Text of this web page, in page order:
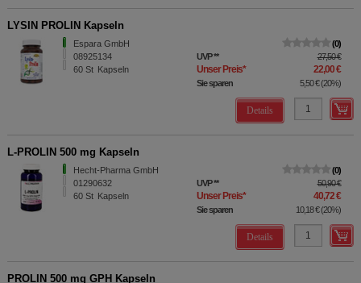
LYSIN PROLIN Kapseln
Espara GmbH
08925134
60 St Kapseln
0
UVP** 27,50 €
Unser Preis* 22,00 €
Sie sparen 5,50 €(20%)
Details
L-PROLIN 500 mg Kapseln
Hecht-Pharma GmbH
01290632
60 St Kapseln
0
UVP** 50,90 €
Unser Preis* 40,72 €
Sie sparen 10,18 €(20%)
Details
PROLIN 500 mg GPH Kapseln